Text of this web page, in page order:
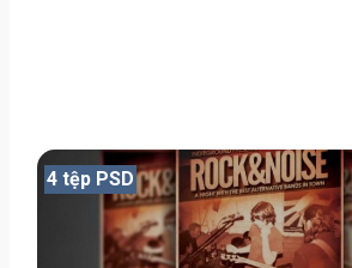
4 tệp PSD